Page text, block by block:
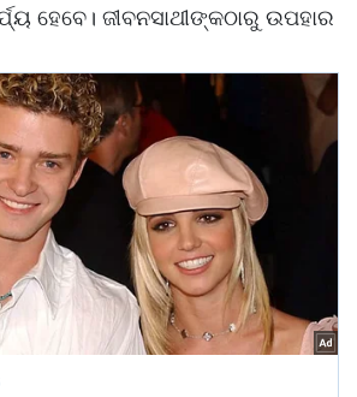
ହେବେ। ଜୀବନସାଥୀଙ୍କଠାରୁ ଉପହାର